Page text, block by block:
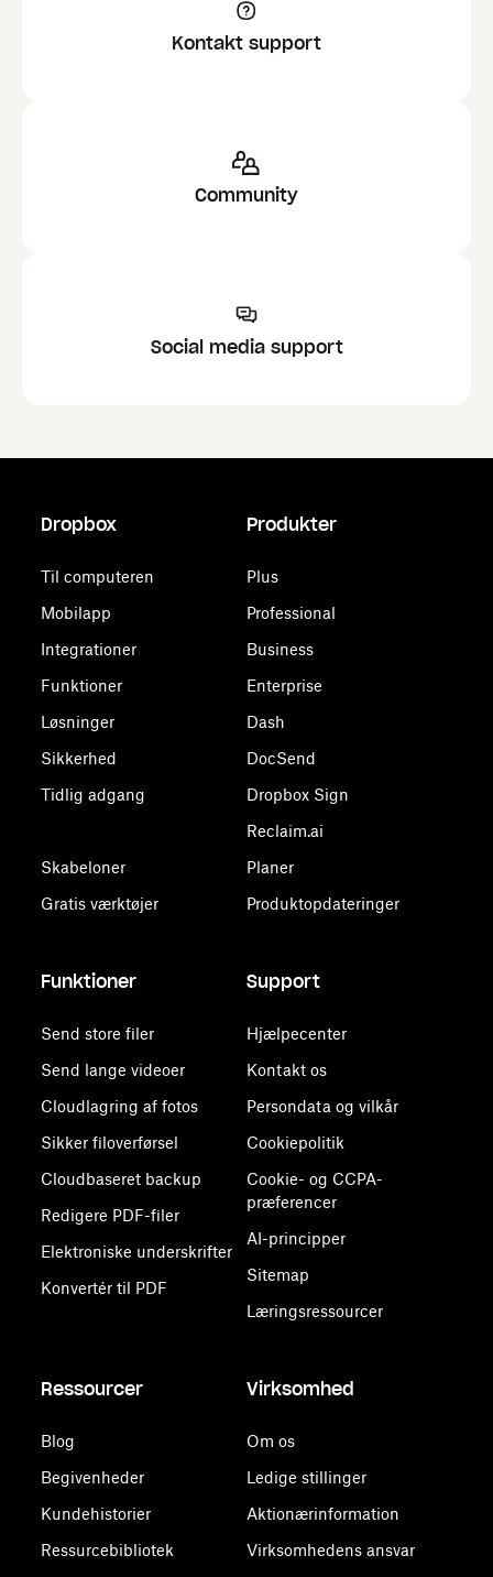
Kontakt support
Community
Social media support
Dropbox
Til computeren
Mobilapp
Integrationer
Funktioner
Løsninger
Sikkerhed
Tidlig adgang
Skabeloner
Gratis værktøjer
Produkter
Plus
Professional
Business
Enterprise
Dash
DocSend
Dropbox Sign
Reclaim.ai
Planer
Produktopdateringer
Funktioner
Send store filer
Send lange videoer
Cloudlagring af fotos
Sikker filoverførsel
Cloudbaseret backup
Redigere PDF-filer
Elektroniske underskrifter
Konvertér til PDF
Support
Hjælpecenter
Kontakt os
Persondata og vilkår
Cookiepolitik
Cookie- og CCPA-
præferencer
AI-principper
Sitemap
Læringsressourcer
Ressourcer
Blog
Begivenheder
Kundehistorier
Ressurcebibliotek
Virksomhed
Om os
Ledige stillinger
Aktionærinformation
Virksomhedens ansvar